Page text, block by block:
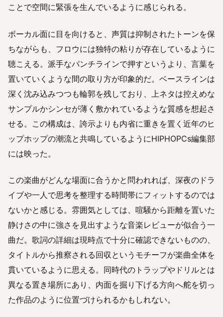
ことで空間に緊張を生んでいるように感じられる。
ボーカル面に目を向けると、声質は抑制されたトーンを保
ちながらも、フロウには独特の粘りが存在しているように
聴こえる。派手なパンチラインで押すというより、言葉を
置いていくような間の取り方が印象的だ。ベースラインは
深く沈み込みつつも輪郭を残しており、上ネタは控えめな
サンプルかシンセが薄く敷かれているような質感を想起さ
せる。この構成は、誇示よりも内省に重きを置く近年のヒ
ップホップの潮流と共鳴しているようにHIPHOPCs編集部
には映った。
この楽曲がどんな場面に合うかと問われれば、深夜のドラ
イブや一人で思考を整理する時間帯にフィットするのでは
ないかと感じる。雰囲気としては、喧騒から距離を置いた
静けさの中に強さを見出すような音楽レビューが似合う一
曲だ。歌詞の詳細は現時点で十分に確認できないものの、
タイトルから推察される回収というモチーフが楽曲全体を
貫いているように思える。同時代のトラップやドリルとは
異なる置き場所にあり、内面を掘り下げる方向へ舵を切っ
た作品のように位置づけられるかもしれない。